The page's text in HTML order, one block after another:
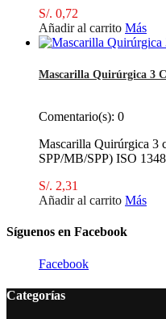
S/. 0,72
Añadir al carrito Más
Mascarilla Quirúrgica 3
Comentario(s): 0
Mascarilla Quirúrgica 3
SPP/MB/SPP) ISO
S/. 2,31
Añadir al carrito Más
Síguenos en Facebook
Facebook
Categorías